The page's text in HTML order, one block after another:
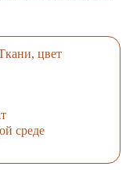
цвет
среде